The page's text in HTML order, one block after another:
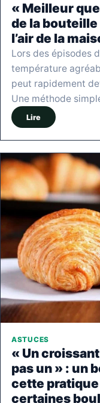
« Meilleur
de la bouteille
l’air de la
Lors des épisodes
température
peut rapidement
Une méthode
Lire
ASTUCES
« Un
pas un » : un
cette
certaines